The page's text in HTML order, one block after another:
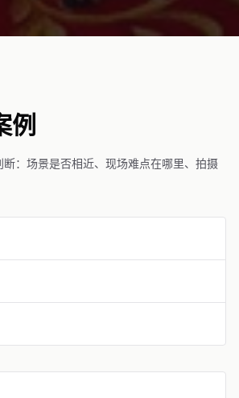
例
：场景是否相近、现场难点在哪里、拍摄